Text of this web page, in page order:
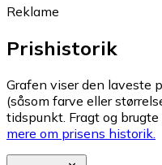
Reklame
Prishistorik
Grafen viser den laveste
(såsom farve eller
tidspunkt. Fragt og
mere om prisens historik.